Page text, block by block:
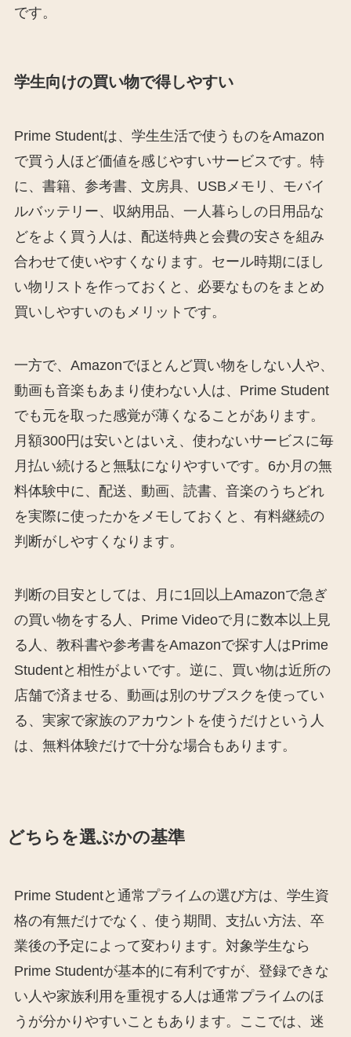
です。
学生向けの買い物で得しやすい
Prime Studentは、学生生活で使うものをAmazon
で買う人ほど価値を感じやすいサービスです。特
に、書籍、参考書、文房具、USBメモリ、モバイ
ルバッテリー、収納用品、一人暮らしの日用品な
どをよく買う人は、配送特典と会費の安さを組み
合わせて使いやすくなります。セール時期にほし
い物リストを作っておくと、必要なものをまとめ
買いしやすいのもメリットです。
一方で、Amazonでほとんど買い物をしない人や、
動画も音楽もあまり使わない人は、Prime Student
でも元を取った感覚が薄くなることがあります。
月額300円は安いとはいえ、使わないサービスに毎
月払い続けると無駄になりやすいです。6か月の無
料体験中に、配送、動画、読書、音楽のうちどれ
を実際に使ったかをメモしておくと、有料継続の
判断がしやすくなります。
判断の目安としては、月に1回以上Amazonで急ぎ
の買い物をする人、Prime Videoで月に数本以上見
る人、教科書や参考書をAmazonで探す人はPrime
Studentと相性がよいです。逆に、買い物は近所の
店舗で済ませる、動画は別のサブスクを使ってい
る、実家で家族のアカウントを使うだけという人
は、無料体験だけで十分な場合もあります。
どちらを選ぶかの基準
Prime Studentと通常プライムの選び方は、学生資
格の有無だけでなく、使う期間、支払い方法、卒
業後の予定によって変わります。対象学生なら
Prime Studentが基本的に有利ですが、登録できな
い人や家族利用を重視する人は通常プライムのほ
うが分かりやすいこともあります。ここでは、迷